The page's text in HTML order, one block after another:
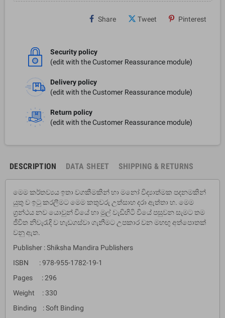
Share Tweet Pinterest
Security policy
(edit with the Customer Reassurance module)
Delivery policy
(edit with the Customer Reassurance module)
Return policy
(edit with the Customer Reassurance module)
DESCRIPTION DATA SHEET SHIPPING & RETURNS
මෙම කර්තව්‍යය ඉතා වගකීමකින් හා මනෝ විද්‍යාත්මක පදනමකින්
යුතු ව ඉටු කරලීමට මෙම කතුවරු උත්සාහ දරා ඇත්තා හ. මෙම
ග්‍රන්ථය නව යොවුන් වියේ හා මුල් වැඩිහිටි වියේ පසුවන සැමට තම
ජීවිත නිවැරැදි ව හැඩගස්වා ගැනීමට උපකාර වන මහඟු අත්පොතක්
වනු ඇත.
Publisher : Shiksha Mandira Publishers
ISBN : 978-955-1782-19-1
Pages : 296
Weight : 330
Binding : Soft Binding